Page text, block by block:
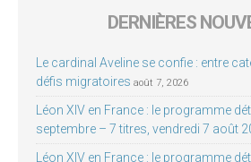
DERNIÈRES
Le cardinal Aveline se confie : entre
défis migratoires août 7, 2026
Léon XIV en France : le programme
septembre – 7 titres, vendredi 7 août
Léon XIV en France : le programme